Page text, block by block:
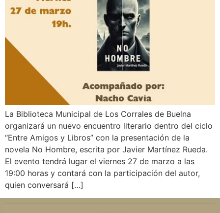
La Biblioteca Municipal de Los Corrales de Buelna
organizará un nuevo encuentro literario dentro del ciclo
“Entre Amigos y Libros” con la presentación de la
novela No Hombre, escrita por Javier Martínez Rueda.
El evento tendrá lugar el viernes 27 de marzo a las
19:00 horas y contará con la participación del autor,
quien conversará […]